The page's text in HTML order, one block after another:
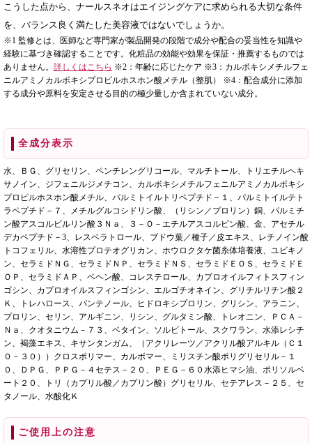
こうした点から、ナールスネオはエイジングケアに求められる大切な条件
を、バランス良く満たした美容液ではないでしょうか。
※1 監修とは、医師など専門家が製品開発の段階で成分や配合の妥当性を知識や
経験に基づき確認することです。化粧品の効能や効果を保証・推薦するものでは
ありません。 詳しくはこちら ※2：年齢に応じたケア ※3：カルボキシメチルフェ
ニルアミノカルボキシプロピルホスホン酸メチル（整肌） ※4：配合成分に添加
する成分や原料を安定させる目的の極少量しか含まれていない成分。
全成分表示
水、ＢＧ、グリセリン、ペンチレングリコール、マルチトール、トリエチルヘキ
サノイン、ジフェニルジメチコン、カルボキシメチルフェニルアミノカルボキシ
プロピルホスホン酸メチル、パルミトイルトリペプチド－１、パルミトイルテト
ラペプチド－７、メチルグルコシドリン酸、（リシン／プロリン）銅、パルミチ
ン酸アスコルビルリン酸３Ｎａ、３－Ｏ－エチルアスコルビン酸、金、アセチル
デカペプチド－3、レスベラトロール、ブドウ葉／種子／皮エキス、レチノイン酸
トコフェリル、水溶性プロテオグリカン、ホウロクタケ菌糸体培養液、ユビキノ
ン、セラミドＮＧ、セラミドＮＰ、セラミドＮＳ、セラミドＥＯＳ、セラミドＥ
ＯＰ、セラミドＡＰ、ベヘン酸、コレステロール、カプロオイルフィトスフィン
ゴシン、カプロオイルスフィンゴシン、エルゴチオネイン、グリチルリチン酸２
Ｋ、トレハロース、パンテノール、ヒドロキシプロリン、グリシン、アラニン、
プロリン、セリン、アルギニン、リシン、グルタミン酸、トレオニン、ＰＣＡ－
Ｎａ、クオタニウム－７３、ベタイン、ソルビトール、スクワラン、水添レシチ
ン、褐藻エキス、キサンタンガム、（アクリレーツ／アクリル酸アルキル（Ｃ１
０－３０））クロスポリマー、カルボマー、ミリスチン酸ポリグリセリル－１
０、ＤＰＧ、ＰＰＧ－４セテス－２０、ＰＥＧ－６０水添ヒマシ油、ポリソルベ
ート２０、トリ（カプリル酸／カプリン酸）グリセリル、セテアレス－２５、セ
タノール、水酸化Ｋ
ご使用上の注意